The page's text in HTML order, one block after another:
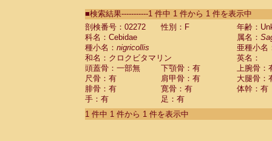
CebidaeSaguinus labiatus(0)
Cebidae Saguinus leucopus (0)
Cebidae
CebidaeSaguinus mystax
CebidaeSaguinus nigricollis (1)
Cebidae Saguinus oedipus
Cebidae Saguinus weddelli
Cebidae Saguinusspp.
Cebidae Aotus trivirgatus
Cebidae Cebus albifrons
■検索結果-----------1 件中 1 件から 1 件を表示中
剖検番号：02272
性別：F
年齢：
科名：Cebidae
属名：
種小名： nigricollis
亜種小名
和名：クロクビタマリン
英名：
頭蓋骨：一部無
下顎骨：有
上腕骨：
尺骨：有
肩甲骨：有
大腿骨：
腓骨：有
寛骨：有
体幹：有
手：有
足：有
1 件中 1 件から 1 件を表示中